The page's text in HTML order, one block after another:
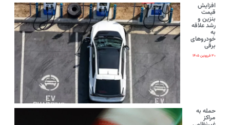
افزایش
قیمت
بنزین و
رشد علاقه
به
خودروهای
برقی
۳۰ فروردین ۱۴۰۵
حمله به
مراکز